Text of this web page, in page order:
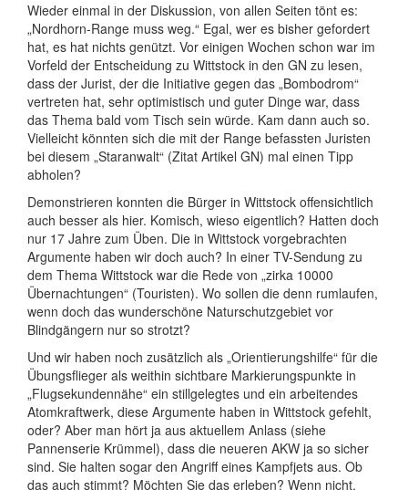
Wieder einmal in der Diskussion, von allen Seiten tönt es:
„Nordhorn-Range muss weg.“ Egal, wer es bisher gefordert
hat, es hat nichts genützt. Vor einigen Wochen schon war im
Vorfeld der Entscheidung zu Wittstock in den GN zu lesen,
dass der Jurist, der die Initiative gegen das „Bombodrom“
vertreten hat, sehr optimistisch und guter Dinge war, dass
das Thema bald vom Tisch sein würde. Kam dann auch so.
Vielleicht könnten sich die mit der Range befassten Juristen
bei diesem „Staranwalt“ (Zitat Artikel GN) mal einen Tipp
abholen?
Demonstrieren konnten die Bürger in Wittstock offensichtlich
auch besser als hier. Komisch, wieso eigentlich? Hatten doch
nur 17 Jahre zum Üben. Die in Wittstock vorgebrachten
Argumente haben wir doch auch? In einer TV-Sendung zu
dem Thema Wittstock war die Rede von „zirka 10000
Übernachtungen“ (Touristen). Wo sollen die denn rumlaufen,
wenn doch das wunderschöne Naturschutzgebiet vor
Blindgängern nur so strotzt?
Und wir haben noch zusätzlich als „Orientierungshilfe“ für die
Übungsflieger als weithin sichtbare Markierungspunkte in
„Flugsekundennähe“ ein stillgelegtes und ein arbeitendes
Atomkraftwerk, diese Argumente haben in Wittstock gefehlt,
oder? Aber man hört ja aus aktuellem Anlass (siehe
Pannenserie Krümmel), dass die neueren AKW ja so sicher
sind. Sie halten sogar den Angriff eines Kampfjets aus. Ob
das auch stimmt? Möchten Sie das erleben? Wenn nicht,